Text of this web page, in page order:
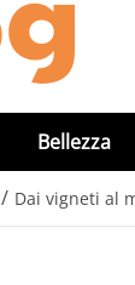
Bellezza
/ Dai vigneti al